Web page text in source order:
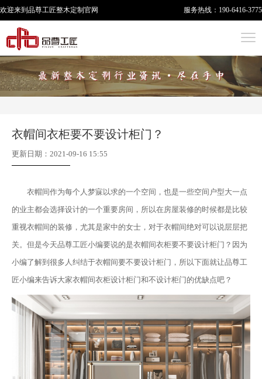
欢迎来到品尊工匠整木定制 官网 服务热线： 190-6416-3775
衣帽间衣柜要不要设计柜门？
更新日期：2021-09-16 15:55
衣帽间作为每个人梦寐以求的一个空间，也是一些空间户型大一点
的业主都会选择设计的一个重要房间，所以在房屋装修的时候都是比较
重视衣帽间的装修，尤其是家中的女士，对于衣帽间绝对可以说层层把
关。但是今天品尊工匠小编要说的是衣帽间衣柜要不要设计柜门？因为
小编了解到很多人纠结于衣帽间要不要设计柜门，所以下面就让品尊工
匠小编来告诉大家衣帽间衣柜设计柜门和不设计柜门的优缺点吧？